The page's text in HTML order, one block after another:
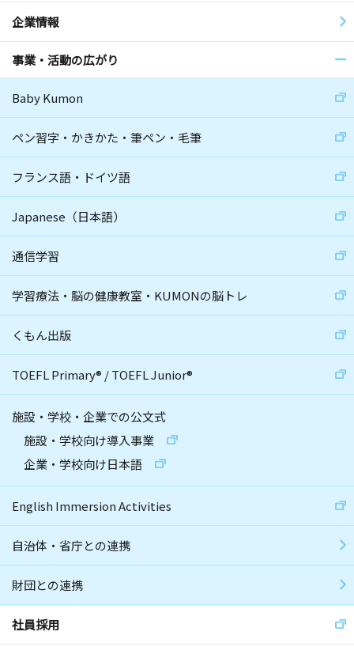
企業情報
事業・活動の広がり
Baby Kumon
ペン習字・かきかた・筆ペン・毛筆
フランス語・ドイツ語
Japanese（日本語）
通信学習
学習療法・脳の健康教室・KUMONの脳トレ
くもん出版
TOEFL Primary® /TOEFL Junior®
施設・学校・企業での公文式
施設・学校向け導入事業
企業・学校向け日本語
English Immersion Activities
自治体・省庁との連携
財団との連携
社員採用